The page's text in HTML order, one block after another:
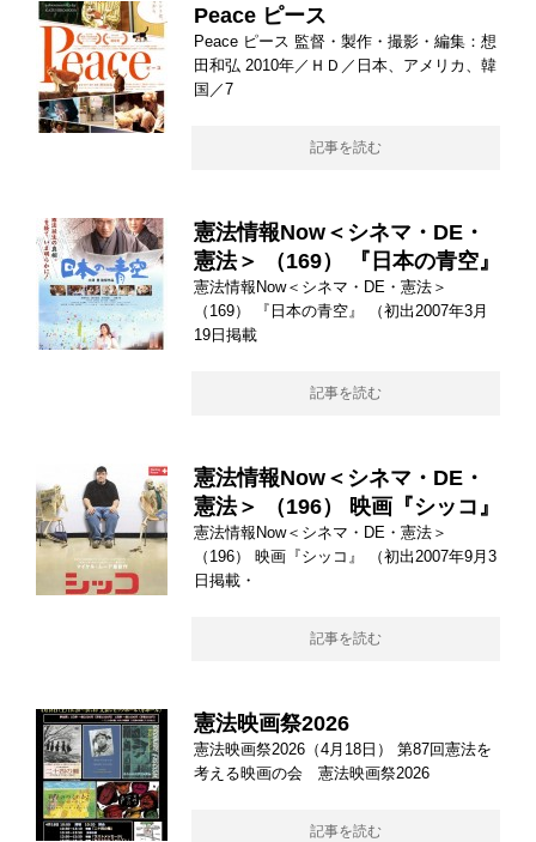
Peace ピース
Peace ピース 監督・製作・撮影・編集：想
田和弘 2010年／ＨＤ／日本、アメリカ、韓
国／7
記事を読む
憲法情報Now＜シネマ・DE・
憲法＞ （169） 『日本の青空』
憲法情報Now＜シネマ・DE・憲法＞
（169） 『日本の青空』 （初出2007年3月
19日掲載
記事を読む
憲法情報Now＜シネマ・DE・
憲法＞ （196） 映画『シッコ』
憲法情報Now＜シネマ・DE・憲法＞
（196） 映画『シッコ』 （初出2007年9月3
日掲載・
記事を読む
憲法映画祭2026
憲法映画祭2026（4月18日） 第87回憲法を
考える映画の会 憲法映画祭2026
記事を読む